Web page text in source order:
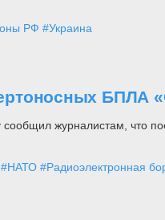
РФ #Украина
БПЛА
журналистам, что
#НАТО #Радиоэлектронная